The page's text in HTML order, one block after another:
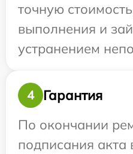
точную
выполнения и
устранением
4
Гарантия
По окончании
подписания